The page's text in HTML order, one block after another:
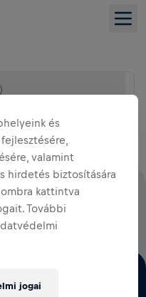
és
valamint
hirdetés biztosítására
kattintva
További
jogai